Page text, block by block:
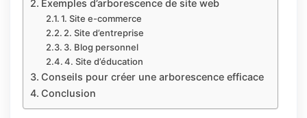
Exemples d’arborescence de site web
1. Site e-commerce
2. Site d’entreprise
3. Blog personnel
4. Site d’éducation
Conseils pour créer une arborescence efficace
Conclusion